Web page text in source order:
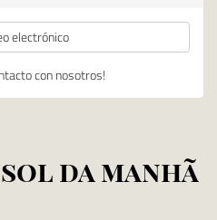
da manhã
electrónico
con nosotros!